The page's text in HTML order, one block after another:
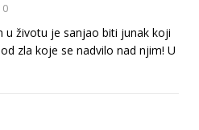
0
u životu je sanjao biti junak koji
zla koje se nadvilo nad njim! U